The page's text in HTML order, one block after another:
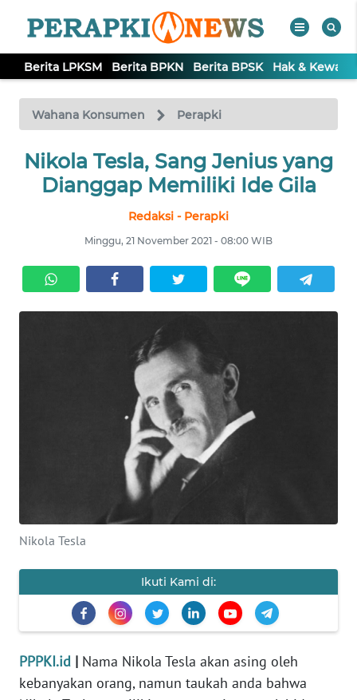
Berita LPKSM Berita BPKN Berita BPSK Hak &
Wahana Konsumen Perapki
Nikola Tesla, Sang Jenius yang
Dianggap Memiliki Ide Gila
Redaksi - Perapki
Minggu, 21 November 2021 - 08:00 WIB
Nikola Tesla
Ikuti Kami di:
PPPKI.id | Nama Nikola Tesla akan asing oleh
kebanyakan orang, namun taukah anda bahwa
TV
Tutup
BERITA
LPKSM
BERITA
KONSUMEN
FORWAMKI
WALINKI